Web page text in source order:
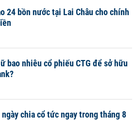
24 bồn nước tại Lai Châu cho chính
bao nhiêu cổ phiếu CTG để sở hữu
chia cổ tức ngay trong tháng 8